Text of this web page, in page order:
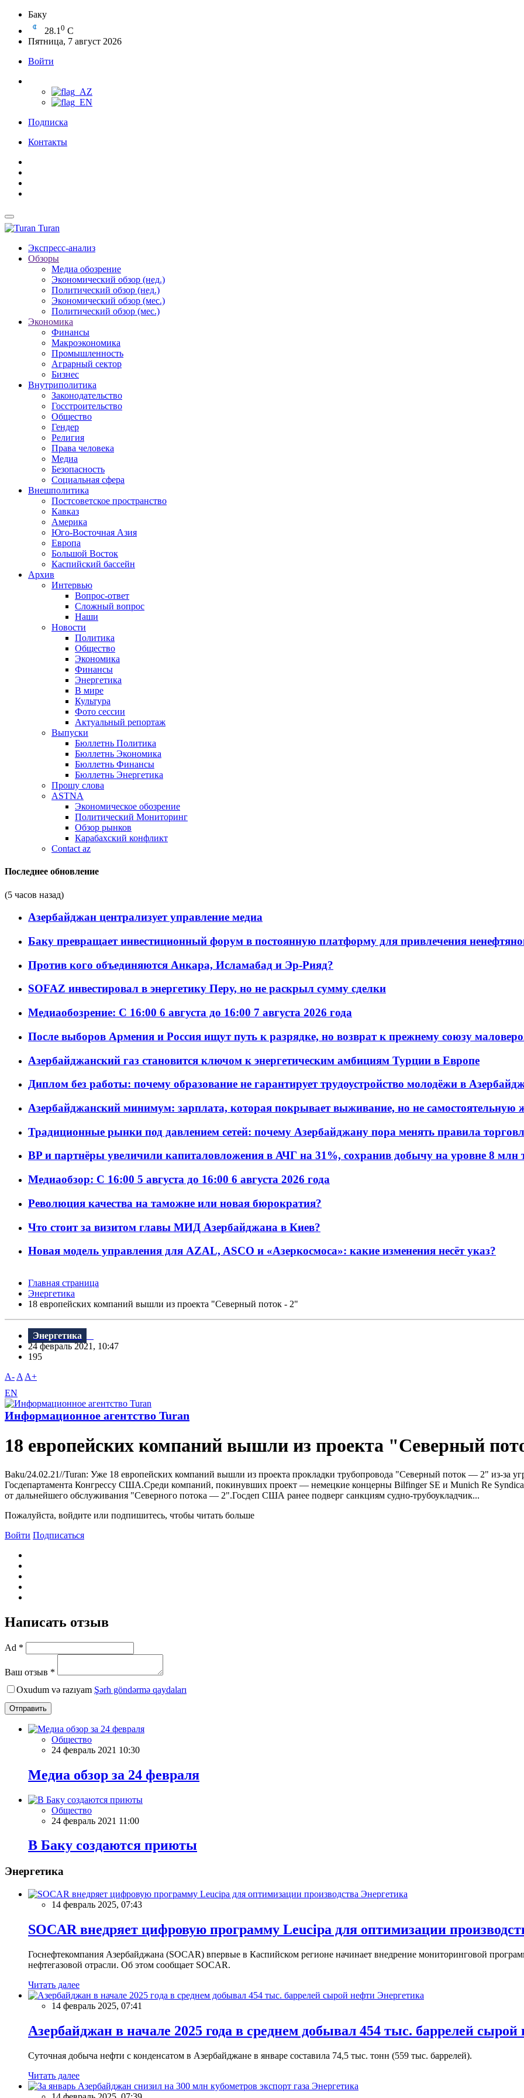
Баку
28.1 0 C
Пятница, 7 август 2026
Войти
Подписка
Контакты
Turan
Экспресс-анализ
Обзоры
Медиа обозрение
Экономический обзор (нед.)
Политический обзор (нед.)
Экономический обзор (мес.)
Политический обзор (мес.)
Экономика
Финансы
Макроэкономика
Промышленность
Аграрный сектор
Бизнес
Внутриполитика
Законодательство
Госстроительство
Общество
Гендер
Религия
Права человека
Медиа
Безопасность
Социальная сфера
Внешполитика
Постсоветское пространство
Кавказ
Америка
Юго-Восточная Азия
Европа
Большой Восток
Каспийский бассейн
Архив
Интервью
Вопрос-ответ
Сложный вопрос
Наши
Новости
Политика
Общество
Экономика
Финансы
Энергетика
В мире
Культура
Фото сессии
Актуальный репортаж
Выпуски
Бюллетнь Политика
Бюллетнь Экономика
Бюллетнь Финансы
Бюллетнь Энергетика
Прошу слова
ASTNA
Экономическое обозрение
Политический Мониторинг
Обзор рынков
Карабахский конфликт
Contact az
Последнее обновление
(5 часов назад)
Азербайджан централизует управление медиа
Баку превращает инвестиционный форум в постоянную платформу для привлечения
Против кого объединяются Анкара, Исламабад и Эр-Рияд?
SOFAZ инвестировал в энергетику Перу, но не раскрыл сумму сделки
Медиаобозрение: С 16:00 6 августа до 16:00 7 августа 2026 года
После выборов Армения и Россия ищут путь к разрядке, но возврат к прежнему союзу
Азербайджанский газ становится ключом к энергетическим амбициям Турции в Европе
Диплом без работы: почему образование не гарантирует трудоустройство молодёжи в
Азербайджанский минимум: зарплата, которая покрывает выживание, но не самостоятельную
Традиционные рынки под давлением сетей: почему Азербайджану пора менять правила
BP и партнёры увеличили капиталовложения в АЧГ на 31%, сохранив добычу на уровне 8 млн
Медиаобзор: С 16:00 5 августа до 16:00 6 августа 2026 года
Революция качества на таможне или новая бюрократия?
Что стоит за визитом главы МИД Азербайджана в Киев?
Новая модель управления для AZAL, ASCO и «Азеркосмоса»: какие изменения несёт указ?
Главная страница
Энергетика
18 европейских компаний вышли из проекта "Северный поток - 2"
Энергетика
24 февраль 2021, 10:47
195
A- A A+
EN
Информационное агентство Turan
18 европейских компаний вышли из проекта "Северный
Baku/24.02.21//Turan: Уже 18 европейских компаний вышли из проекта прокладки трубопровода "Северный поток — 2" из-за
Госдепартамента Конгрессу США.Среди компаний, покинувших проект — немецкие концерны Bilfinger SE и Munich Re
от дальнейшего обслуживания "Северного потока — 2".Госдеп США ранее подверг санкциям судно-трубоукладчик...
Пожалуйста, войдите или подпишитесь, чтобы читать больше
Войти Подписаться
Написать отзыв
Ad *
Ваш отзыв *
Oxudum və razıyam Şərh göndərmə qaydaları
Отправить
Общество
24 февраль 2021 10:30
Meдиа обзор за 24 февраля
Общество
24 февраль 2021 11:00
В Баку создаются приюты
Энергетика
Энергетика
14 февраль 2025, 07:43
SOCAR внедряет цифровую программу Leucipa для оптимизации
Госнефтекомпания Азербайджана (SOCAR) впервые в Каспийском регионе начинает внедрение мониторинговой
нефтегазовой отрасли. Об этом сообщает SOCAR.
Читать далее
Энергетика
14 февраль 2025, 07:41
Азербайджан в начале 2025 года в среднем добывал 454 тыс. баррелей сырой
Суточная добыча нефти с конденсатом в Азербайджане в январе составила 74,5 тыс. тонн (559 тыс. баррелей).
Читать далее
Энергетика